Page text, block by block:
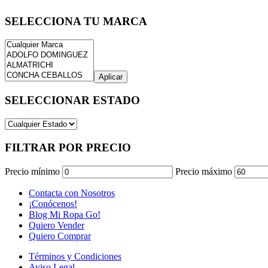
SELECCIONA TU MARCA
Aplicar
SELECCIONAR ESTADO
FILTRAR POR PRECIO
Precio mínimo Precio máximo
Contacta con Nosotros
¡Conócenos!
Blog Mi Ropa Go!
Quiero Vender
Quiero Comprar
Términos y Condiciones